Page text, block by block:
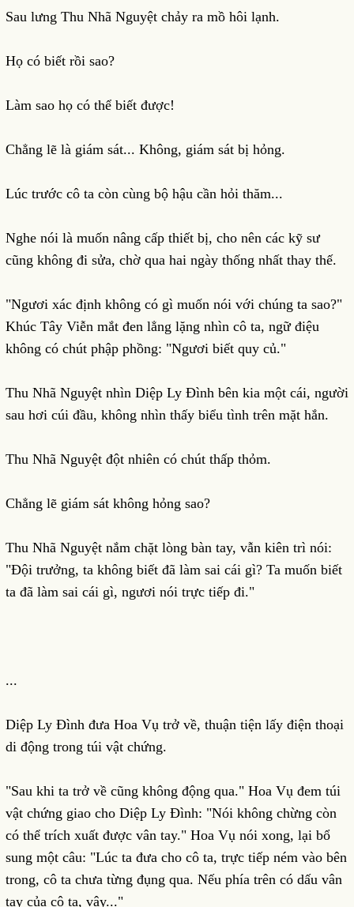
Sau lưng Thu Nhã Nguyệt chảy ra mồ hôi lạnh.
Họ có biết rồi sao?
Làm sao họ có thể biết được!
Chẳng lẽ là giám sát... Không, giám sát bị hỏng.
Lúc trước cô ta còn cùng bộ hậu cần hỏi thăm...
Nghe nói là muốn nâng cấp thiết bị, cho nên các kỹ sư
cũng không đi sửa, chờ qua hai ngày thống nhất thay thế.
"Ngươi xác định không có gì muốn nói với chúng ta sao?"
Khúc Tây Viễn mắt đen lẳng lặng nhìn cô ta, ngữ điệu
không có chút phập phồng: "Ngươi biết quy củ."
Thu Nhã Nguyệt nhìn Diệp Ly Đình bên kia một cái, người
sau hơi cúi đầu, không nhìn thấy biểu tình trên mặt hắn.
Thu Nhã Nguyệt đột nhiên có chút thấp thỏm.
Chẳng lẽ giám sát không hỏng sao?
Thu Nhã Nguyệt nắm chặt lòng bàn tay, vẫn kiên trì nói:
"Đội trưởng, ta không biết đã làm sai cái gì? Ta muốn biết
ta đã làm sai cái gì, ngươi nói trực tiếp đi."
...
Diệp Ly Đình đưa Hoa Vụ trở về, thuận tiện lấy điện thoại
di động trong túi vật chứng.
"Sau khi ta trở về cũng không động qua." Hoa Vụ đem túi
vật chứng giao cho Diệp Ly Đình: "Nói không chừng còn
có thể trích xuất được vân tay." Hoa Vụ nói xong, lại bổ
sung một câu: "Lúc ta đưa cho cô ta, trực tiếp ném vào bên
trong, cô ta chưa từng đụng qua. Nếu phía trên có dấu vân
tay của cô ta, vậy..."